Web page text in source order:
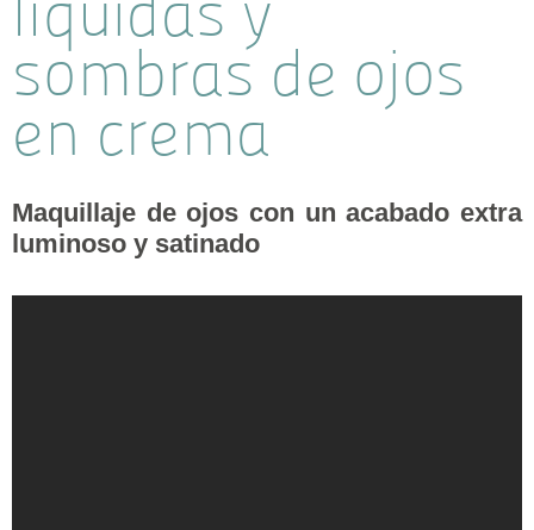
sombras de ojos
en crema
Maquillaje de ojos con un acabado extra
luminoso y satinado